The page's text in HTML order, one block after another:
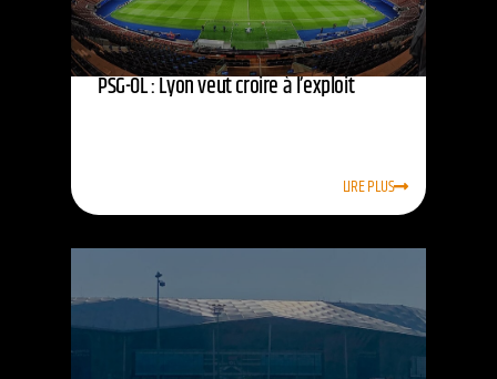
PSG-OL : Lyon veut croire à l’exploit
LIRE PLUS